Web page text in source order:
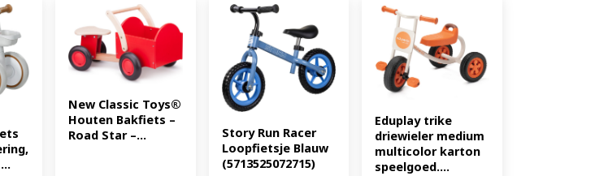
New Classic Toys®
Houten Bakfiets –
Road Star –...
Story Run Racer
Loopfietsje Blauw
(5713525072715)
Eduplay trike
driewieler medium
multicolor karton
speelgoed....